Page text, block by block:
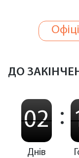
ДО
02
Днів
: